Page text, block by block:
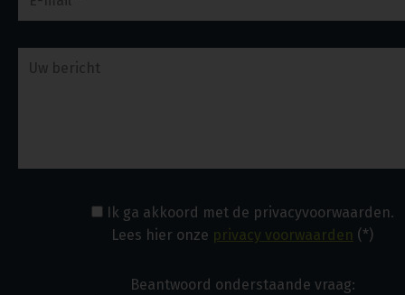
Ik ga akkoord met de privacyvoorwaarden.
Lees hier onze privacy voorwaarden (*)
Beantwoord onderstaande vraag: